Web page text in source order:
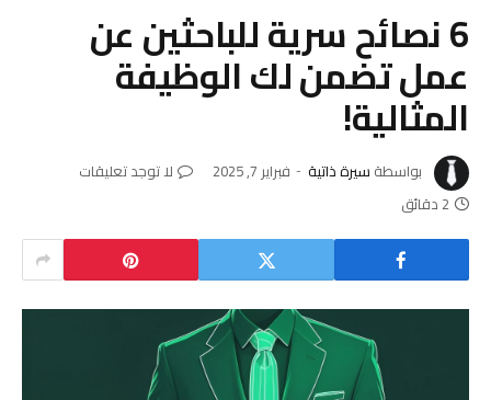
6 نصائح سرية للباحثين عن
عمل تضمن لك الوظيفة
المثالية!
بواسطة سيرة ذاتية فبراير 7, 2025
لا توجد تعليقات
2 دقائق